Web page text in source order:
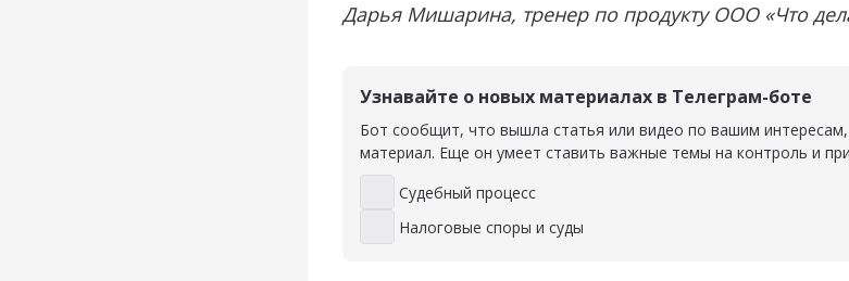
Дарья Мишарина, тренер по продукту ООО «Что
Узнавайте о новых материалах в Телеграм-боте
Бот сообщит, что вышла статья или видео по вашим
материал. Еще он умеет ставить важные темы на контроль и
Судебный процесс
Судебный процесс
Налоговые споры и суды
Налоговые споры и суды